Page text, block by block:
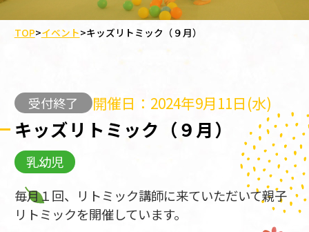
TOP>イベント>キッズリトミック（９月）
受付終了 開催日：2024年9月11日(水)
キッズリトミック（９月）
乳幼児
毎月１回、リトミック講師に来ていただいて親子
リトミックを開催しています。